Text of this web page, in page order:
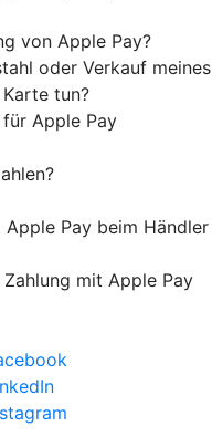
von Apple Pay?
oder Verkauf meines
tun?
Apple Pay
Pay beim Händler
mit Apple Pay